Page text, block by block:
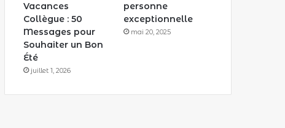
Vacances
Collègue : 50
Messages pour
Souhaiter un Bon
Été
juillet 1, 2026
personne
exceptionnelle
mai 20, 2025